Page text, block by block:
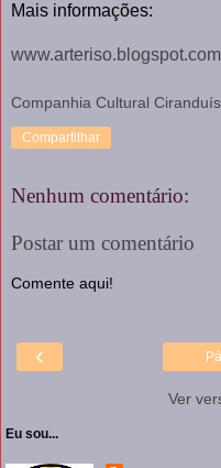
Mais informações:
www.arteriso.blogspot.com
Companhia Cultural Ciranduís
Compartilhar
Nenhum comentário:
Postar um comentário
Comente aqui!
‹
Ver
Eu sou...